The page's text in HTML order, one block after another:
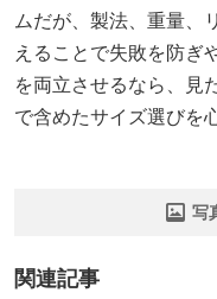
ムだが、製法、重量、
えることで失敗を防ぎ
を両立させるなら、見
で含めたサイズ選びを
写
関連記事